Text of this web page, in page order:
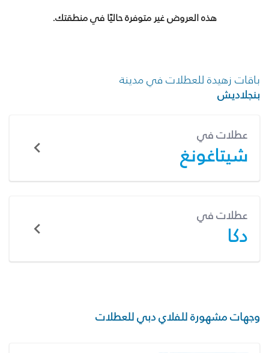
هذه العروض غير متوفرة حاليًا في منطقتك.
باقات زهيدة للعطلات في مدينة
بنجلاديش
عطلات في
شيتاغونغ
عطلات في
دكا
وجهات مشهورة للفلاي دبي للعطلات